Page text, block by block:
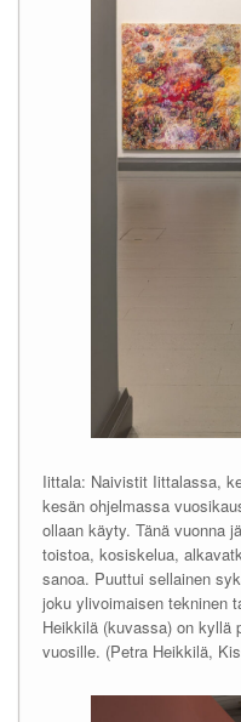
Iittala: Naivistit Iittalassa,
kesän ohjelmassa
ollaan käyty. Tänä vuonna
toistoa, kosiskelua,
sanoa. Puuttui sellainen
joku ylivoimaisen tekninen
Heikkilä (kuvassa) on kyllä
vuosille. (Petra Heikkilä,